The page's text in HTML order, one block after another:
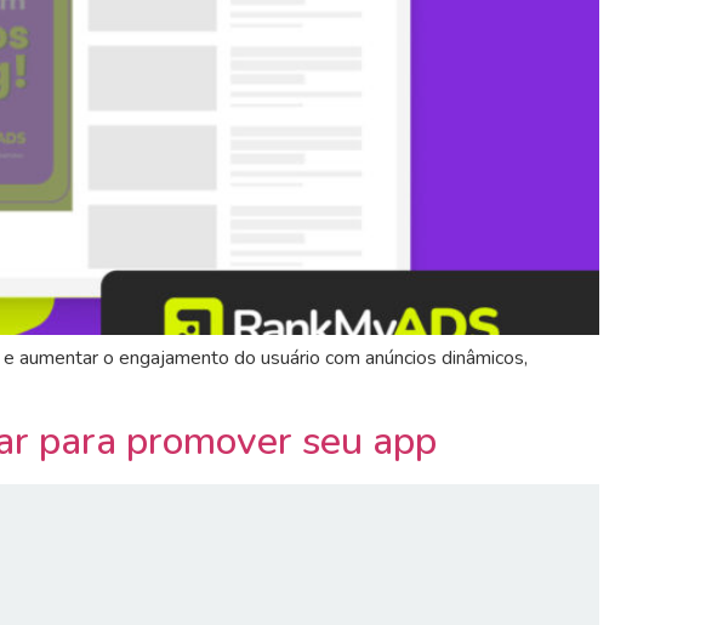
o engajamento do usuário com anúncios dinâmicos,
para promover seu app